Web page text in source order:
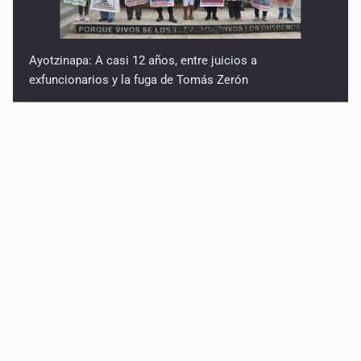
Ayotzinapa: A casi 12 años, entre juicios a
exfuncionarios y la fuga de Tomás Zerón